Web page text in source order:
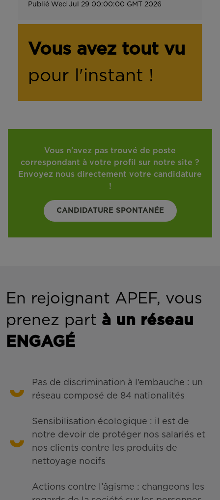
Publié Wed Jul 29 00:00:00 GMT 2026
Vous avez tout vu
pour l'instant !
Vous n'avez pas trouvé de poste
correspondant à votre profil sur notre site ?
Envoyez nous directement votre candidature
!
CANDIDATURE SPONTANÉE
En rejoignant APEF, vous
prenez part à un réseau
ENGAGÉ
Pas de discrimination à l’embauche : un
réseau composé de 84 nationalités
Sensibilisation écologique : il est de
notre devoir de protéger nos salariés et
nos clients contre les produits de
nettoyage nocifs
Actions contre l’âgisme : changeons les